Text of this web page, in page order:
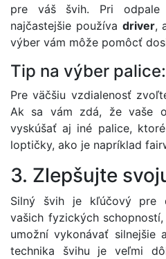
pre váš švih. Pri
najčastejšie používa driver,
výber vám môže pomôcť
Tip na výber palice:
Pre väčšiu vzdialenosť
Ak sa vám zdá, že vaše
vyskúšať aj iné palice,
loptičky, ako je napríklad
3. Zlepšujte
Silný švih je kľúčový pre
vašich fyzických
umožní vykonávať silnejšie
technika švihu je veľmi